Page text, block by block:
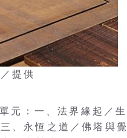
提供
元：一、法界緣起／生
、永恆之道／佛塔與覺